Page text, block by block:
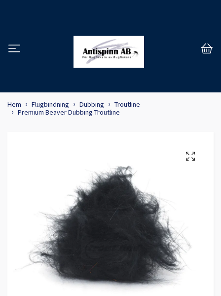
Hem Flugbindning Dubbing
Troutline
Premium Beaver Dubbing Troutline